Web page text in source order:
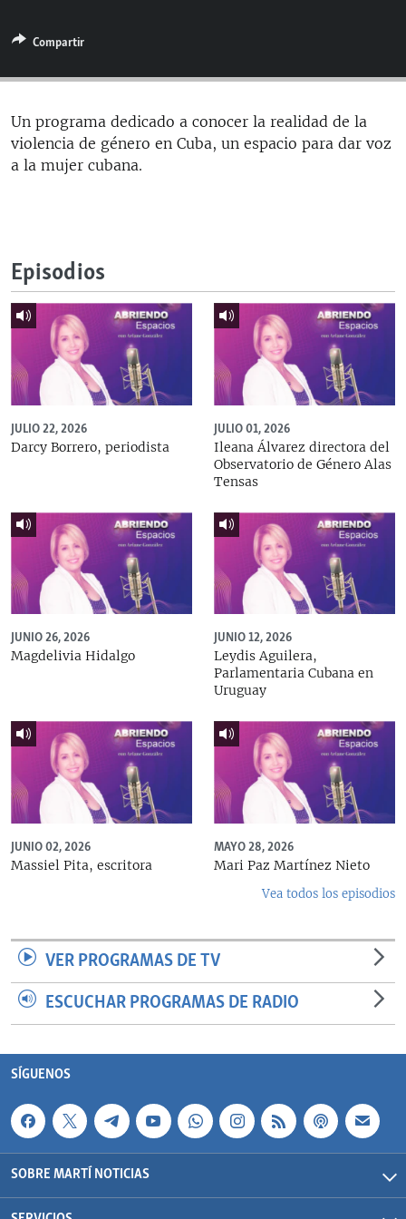
ESPECIALES
ESPECIALES
LA REALIDAD DE LA VIVIENDA EN CUBA
SER VIEJO EN CUBA
KENTU-CUBANO
LA INVASIÓN DE RUSIA A UCRANIA
MULTIMEDIA
EDITORIALES
SÍGUENOS
Compartir
Un programa dedicado a conocer la realidad de la
violencia de género en Cuba, un espacio para dar voz
a la mujer cubana.
Episodios
JULIO 22, 2026
Darcy Borrero, periodista
JULIO 01, 2026
Ileana Álvarez directora del
Observatorio de Género Alas
Tensas
JUNIO 26, 2026
Magdelivia Hidalgo
JUNIO 12, 2026
Leydis Aguilera,
Parlamentaria Cubana en
Uruguay
JUNIO 02, 2026
Massiel Pita, escritora
MAYO 28, 2026
Mari Paz Martínez Nieto
Vea todos los episodios
VER PROGRAMAS DE TV
ESCUCHAR PROGRAMAS DE RADIO
SÍGUENOS
SOBRE MARTÍ NOTICIAS